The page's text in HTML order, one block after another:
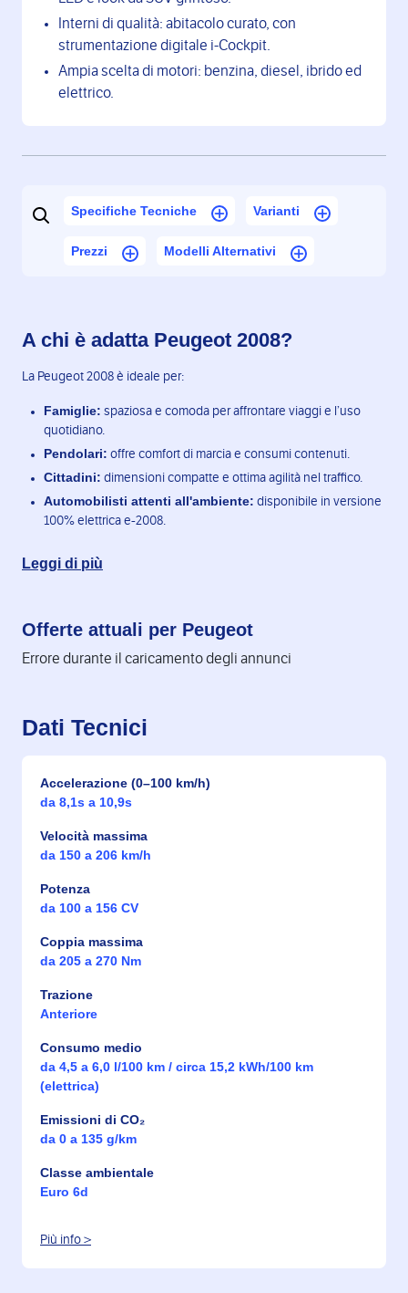
Interni di qualità: abitacolo curato, con
strumentazione digitale i-Cockpit.
Ampia scelta di motori: benzina, diesel, ibrido ed
elettrico.
Specifiche Tecniche Varianti
Prezzi Modelli Alternativi
A chi è adatta Peugeot 2008?
La Peugeot 2008 è ideale per:
Famiglie: spaziosa e comoda per affrontare viaggi e l’uso
quotidiano.
Pendolari: offre comfort di marcia e consumi contenuti.
Cittadini: dimensioni compatte e ottima agilità nel traffico.
Automobilisti attenti all'ambiente: disponibile in versione
100% elettrica e-2008.
Leggi di più
Offerte attuali per Peugeot
Errore durante il caricamento degli annunci
Dati Tecnici
Accelerazione (0–100 km/h)
da 8,1s a 10,9s
Velocità massima
da 150 a 206 km/h
Potenza
da 100 a 156 CV
Coppia massima
da 205 a 270 Nm
Trazione
Anteriore
Consumo medio
da 4,5 a 6,0 l/100 km / circa 15,2 kWh/100 km
(elettrica)
Emissioni di CO₂
da 0 a 135 g/km
Classe ambientale
Euro 6d
Più info >